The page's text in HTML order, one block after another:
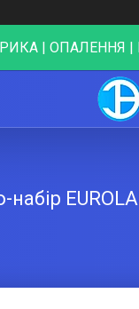
| ОПАЛЕННЯ |